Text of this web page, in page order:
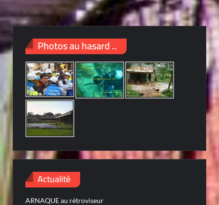
Photos au hasard ..
Actualité
ARNAQUE au rétroviseur